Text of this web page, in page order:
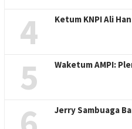
4 Ketum KNPI Ali
5 Waketum AMPI:
Jerry Sambuaga